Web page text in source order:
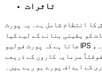
تاثرات
کا انتظام شامل ہے۔ یہ پورٹ
کو یقینی بنانے کے لیے کیا
جاتا ہے کہ پورٹ فولیو IPS کے مینڈیٹ کے اندر ہے۔ اس کے علاوہ،
سرمایہ کاروں کے ذریعے
کے اہداف پورے ہو رہے ہیں۔